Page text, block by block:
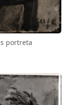
portreta